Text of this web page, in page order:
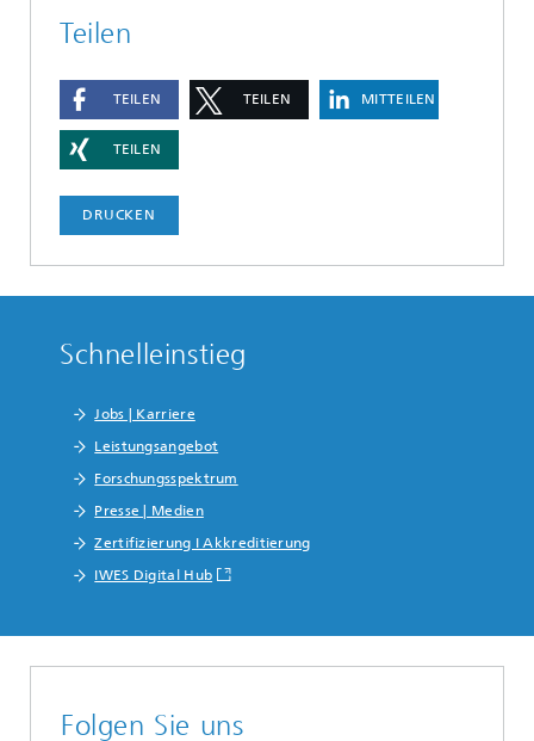
Teilen
TEILEN TEILEN MITTEILEN
TEILEN
DRUCKEN
Schnelleinstieg
Jobs | Karriere
Leistungsangebot
Forschungsspektrum
Presse | Medien
Zertifizierung I Akkreditierung
IWES Digital Hub
Folgen Sie uns